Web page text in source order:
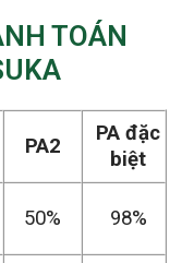
TOÁN
PA2
PA đặc
biệt
50% 98%